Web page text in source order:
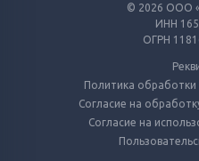
© 2026 ООО
ИНН
ОГРН
Политика
Согласие на
Согласие на